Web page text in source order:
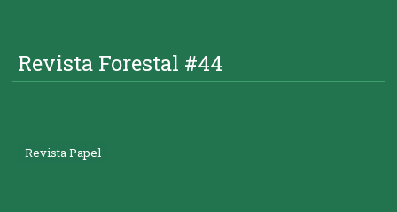
Revista Forestal #44
Revista Papel